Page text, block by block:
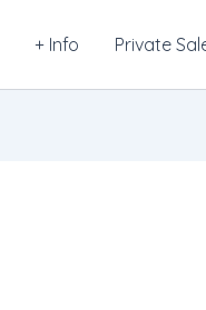
+ Info Private